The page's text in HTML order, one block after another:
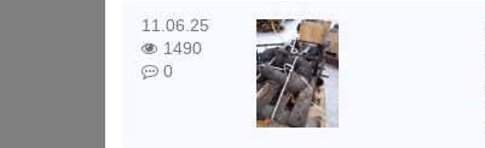
11.06.25
1490
0